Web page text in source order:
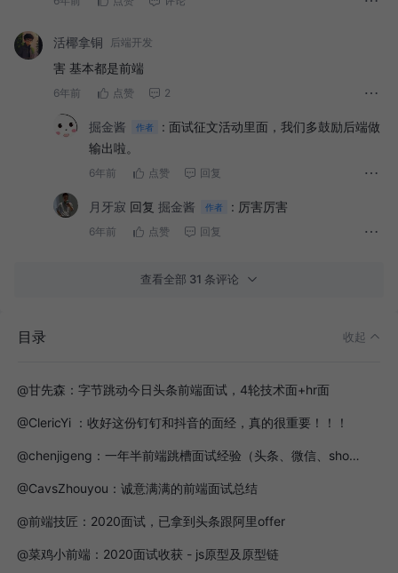
活椰拿铜 后端开发
害 基本都是前端
6年前 点赞 2
掘金酱 作者 : 面试征文活动里面，我们多鼓励后端做
输出啦。
6年前 点赞 回复
月牙寂 回复 掘金酱 作者 : 厉害厉害
6年前 点赞 回复
查看全部 31 条评论
目录 收起
@甘先森：字节跳动今日头条前端面试，4轮技术面+hr面
@ClericYi ：收好这份钉钉和抖音的面经，真的很重要！！！
@chenjigeng：一年半前端跳槽面试经验（头条、微信、shopee）
@CavsZhouyou：诚意满满的前端面试总结
@前端技匠：2020面试，已拿到头条跟阿里offer
@菜鸡小前端：2020面试收获 - js原型及原型链